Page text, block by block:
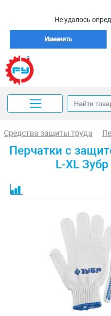
Не удалось
Изменить
Средства защиты труда
Перчатки с
L-XL